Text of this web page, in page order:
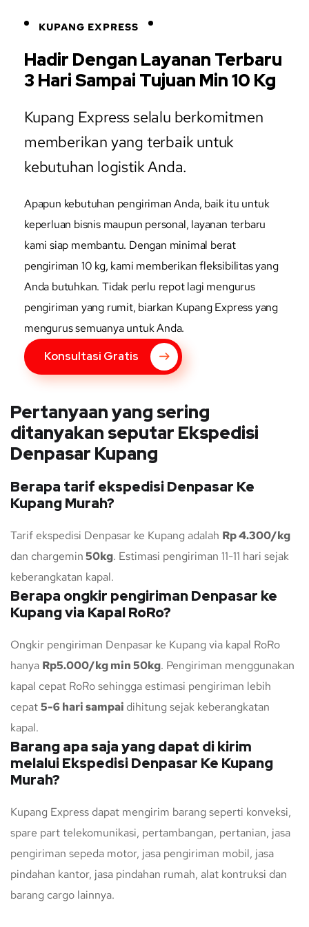
KUPANG EXPRESS
Hadir Dengan Layanan Terbaru
3 Hari Sampai Tujuan Min 10 Kg
Kupang Express selalu berkomitmen
memberikan yang terbaik untuk
kebutuhan logistik Anda.
Apapun kebutuhan pengiriman Anda, baik itu untuk
keperluan bisnis maupun personal, layanan terbaru
kami siap membantu. Dengan minimal berat
pengiriman 10 kg, kami memberikan fleksibilitas yang
Anda butuhkan. Tidak perlu repot lagi mengurus
pengiriman yang rumit, biarkan Kupang Express yang
mengurus semuanya untuk Anda.
Konsultasi Gratis
Pertanyaan yang sering
ditanyakan seputar Ekspedisi
Denpasar Kupang
Berapa tarif ekspedisi Denpasar Ke
Kupang Murah?
Tarif ekspedisi Denpasar ke Kupang adalah Rp 4.300/kg
dan chargemin50kg. Estimasi pengiriman 11-11 hari sejak
keberangkatan kapal.
Berapa ongkir pengiriman Denpasar ke
Kupang via Kapal RoRo?
Ongkir pengiriman Denpasar ke Kupang via kapal RoRo
hanya Rp5.000/kg min 50kg. Pengiriman menggunakan
kapal cepat RoRo sehingga estimasi pengiriman lebih
cepat5-6 hari sampai dihitung sejak keberangkatan
kapal.
Barang apa saja yang dapat di kirim
melalui Ekspedisi Denpasar Ke Kupang
Murah?
Kupang Express dapat mengirim barang seperti konveksi,
spare part telekomunikasi, pertambangan, pertanian, jasa
pengiriman sepeda motor, jasa pengiriman mobil, jasa
pindahan kantor, jasa pindahan rumah, alat kontruksi dan
barang cargo lainnya.